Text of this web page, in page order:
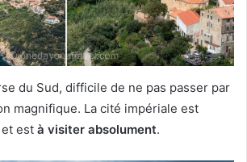
du Sud, difficile de ne pas passer par
magnifique. La cité impériale est
est à visiter absolument.